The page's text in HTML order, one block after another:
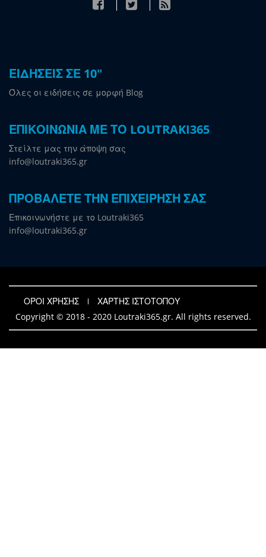
ΕΙΔΗΣΕΙΣ ΣΕ 10"
Όλες οι ειδήσεις σε μορφή Blog
ΕΠΙΚΟΙΝΩΝΙΑ ΜΕ ΤΟ LOUTRAKI365
Στείλτε μας την άποψη σας
info@loutraki365.gr
ΠΡΟΒΑΛΕΤΕ ΤΗΝ ΕΠΙΧΕΙΡΗΣΗ ΣΑΣ
Επικοινωνήστε με το Loutraki365
info@loutraki365.gr
ΟΡΟΙ ΧΡΗΣΗΣ
ΧΑΡΤΗΣ ΙΣΤΟΤΟΠΟΥ
Copyright © 2018 - 2020 Loutraki365.gr. All rights reserved.